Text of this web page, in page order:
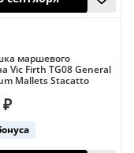
США
маршевого
Vic Firth TG08 General
Mallets Stacatto